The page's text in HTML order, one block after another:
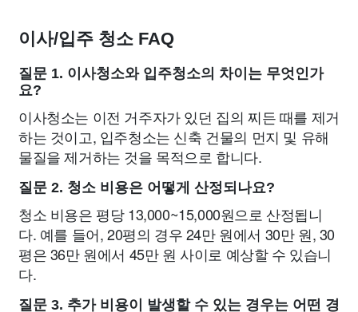
이사/입주 청소 FAQ
질문 1. 이사청소와 입주청소의 차이는 무엇인가
요?
이사청소는 이전 거주자가 있던 집의 찌든 때를 제거
하는 것이고, 입주청소는 신축 건물의 먼지 및 유해
물질을 제거하는 것을 목적으로 합니다.
질문 2. 청소 비용은 어떻게 산정되나요?
청소 비용은 평당 13,000~15,000원으로 산정됩니
다. 예를 들어, 20평의 경우 24만 원에서 30만 원, 30
평은 36만 원에서 45만 원 사이로 예상할 수 있습니
다.
질문 3. 추가 비용이 발생할 수 있는 경우는 어떤 경